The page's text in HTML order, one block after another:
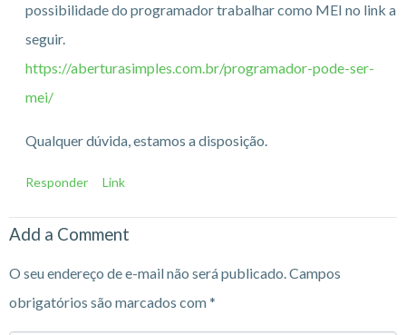
possibilidade do programador trabalhar como MEI no link a
seguir.
https://aberturasimples.com.br/programador-pode-ser-
mei/
Qualquer dúvida, estamos a disposição.
Responder Link
Add a Comment
O seu endereço de e-mail não será publicado.Campos
obrigatórios são marcados com*